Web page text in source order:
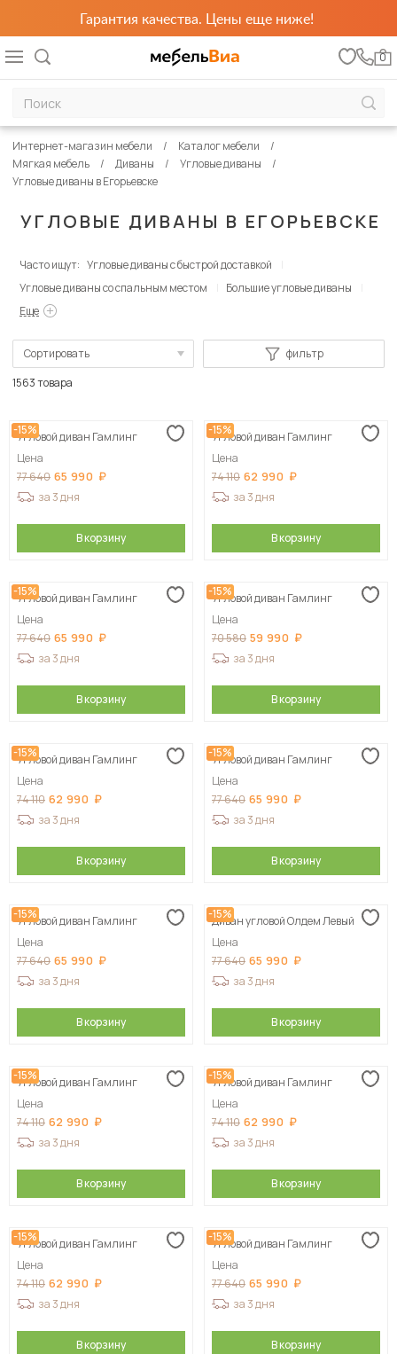
Гарантия качества. Цены еще ниже!
0
УГЛОВЫЕ ДИВАНЫ В ЕГОРЬЕВСКЕ
Интернет-магазин мебели
Каталог мебели
Мягкая мебель
Диваны
Угловые диваны
Угловые диваны в Егорьевске
Часто ищут: Угловые диваны с быстрой доставкой
Угловые диваны со спальным местом
Большие угловые диваны
Еще
Сортировать
Сначала дорогие
фильтр
1563 товара
-15%
Угловой диван Гамлинг
Цена
77 640 65 990
за 3 дня
В корзину
-15%
Угловой диван Гамлинг
Цена
74 110 62 990
за 3 дня
В корзину
-15%
Угловой диван Гамлинг
Цена
77 640 65 990
за 3 дня
В корзину
-15%
Угловой диван Гамлинг
Цена
70 580 59 990
за 3 дня
В корзину
-15%
Угловой диван Гамлинг
Цена
74 110 62 990
за 3 дня
В корзину
-15%
Угловой диван Гамлинг
Цена
77 640 65 990
за 3 дня
В корзину
-15%
Угловой диван Гамлинг
Цена
77 640 65 990
за 3 дня
В корзину
-15%
Диван угловой Олдем Левый
Цена
77 640 65 990
за 3 дня
В корзину
-15%
Угловой диван Гамлинг
Цена
74 110 62 990
за 3 дня
В корзину
-15%
Угловой диван Гамлинг
Цена
74 110 62 990
за 3 дня
В корзину
-15%
Угловой диван Гамлинг
Цена
74 110 62 990
за 3 дня
В корзину
-15%
Угловой диван Гамлинг
Цена
77 640 65 990
за 3 дня
В корзину